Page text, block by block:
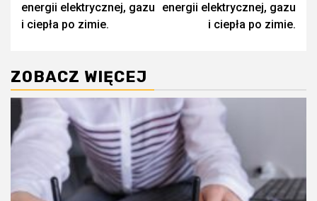
energii elektrycznej, gazu
i ciepła po zimie.
energii elektrycznej, gazu
i ciepła po zimie.
ZOBACZ WIĘCEJ